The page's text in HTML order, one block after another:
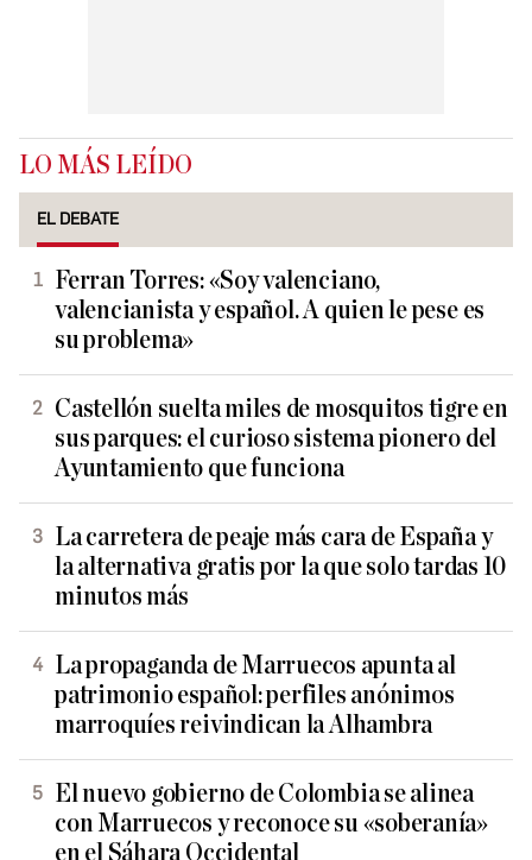
LO MÁS LEÍDO
EL DEBATE
Ferran Torres: «Soy valenciano,
valencianista y español. A quien le pese es
su problema»
Castellón suelta miles de mosquitos tigre en
sus parques: el curioso sistema pionero del
Ayuntamiento que funciona
La carretera de peaje más cara de España y
la alternativa gratis por la que solo tardas 10
minutos más
La propaganda de Marruecos apunta al
patrimonio español: perfiles anónimos
marroquíes reivindican la Alhambra
El nuevo gobierno de Colombia se alinea
con Marruecos y reconoce su «soberanía»
en el Sáhara Occidental